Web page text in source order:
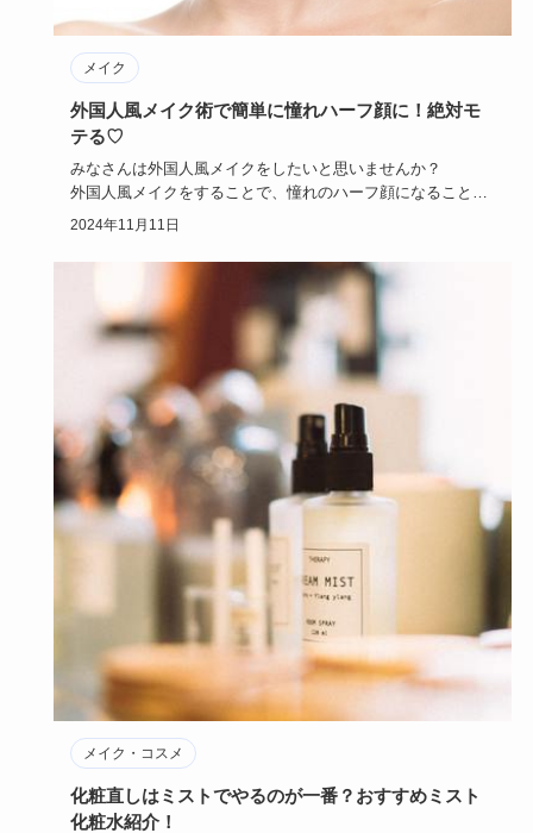
メイク
外国人風メイク術で簡単に憧れハーフ顔に！絶対モ
テる♡
みなさんは外国人風メイクをしたいと思いませんか？
外国人風メイクをすることで、憧れのハーフ顔になることが
できます。
2024年11月11日
メイク・コスメ
化粧直しはミストでやるのが一番？おすすめミスト
化粧水紹介！